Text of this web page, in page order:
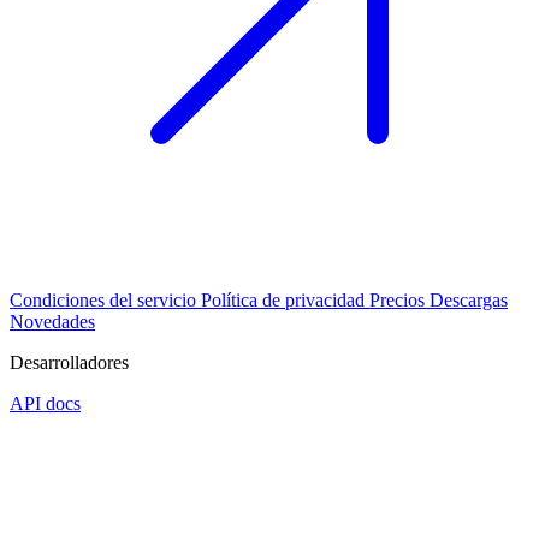
Condiciones del servicio Política de privacidad Precios Descargas
Novedades
Desarrolladores
API docs